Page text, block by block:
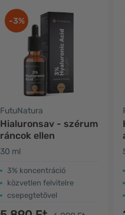
-3%
FutuNatura
Hialuronsav - szérum
ráncok ellen
30 ml
3% koncentráció
közvetlen felvitelre
csepegtetővel